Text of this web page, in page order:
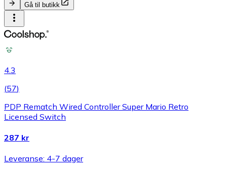
Gå til butikk
4.3
(57)
PDP Rematch Wired Controller Super Mario Retro
Licensed Switch
287 kr
Leveranse: 4-7 dager